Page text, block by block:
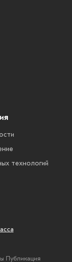
технологий
Публикация